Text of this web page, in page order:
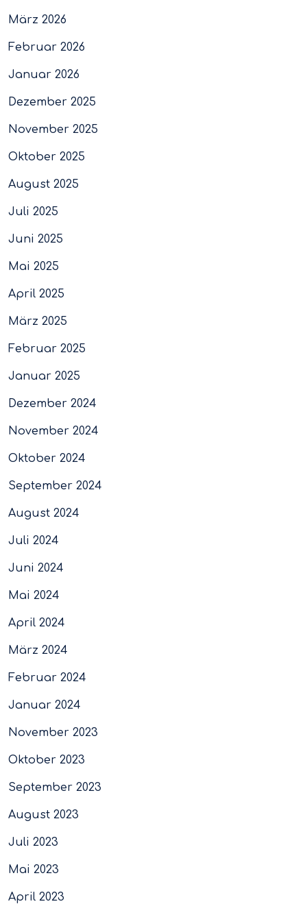
März 2026
Februar 2026
Januar 2026
Dezember 2025
November 2025
Oktober 2025
August 2025
Juli 2025
Juni 2025
Mai 2025
April 2025
März 2025
Februar 2025
Januar 2025
Dezember 2024
November 2024
Oktober 2024
September 2024
August 2024
Juli 2024
Juni 2024
Mai 2024
April 2024
März 2024
Februar 2024
Januar 2024
November 2023
Oktober 2023
September 2023
August 2023
Juli 2023
Mai 2023
April 2023